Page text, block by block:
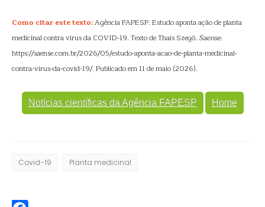
Como citar este texto:Agência FAPESP. Estudo aponta ação de planta
medicinal contra vírus da COVID-19. Texto de Thais Szegö. Saense.
https://saense.com.br/2026/05/estudo-aponta-acao-de-planta-medicinal-
contra-virus-da-covid-19/. Publicado em 11 de maio (2026).
Notícias científicas da Agência FAPESP Home
Covid-19 Planta medicinal